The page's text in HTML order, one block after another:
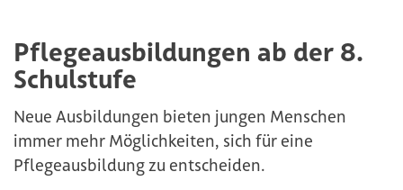
Pflegeausbildungen ab der 8.
Schulstufe
Neue Ausbildungen bieten jungen Menschen
immer mehr Möglichkeiten, sich für eine
Pflegeausbildung zu entscheiden.